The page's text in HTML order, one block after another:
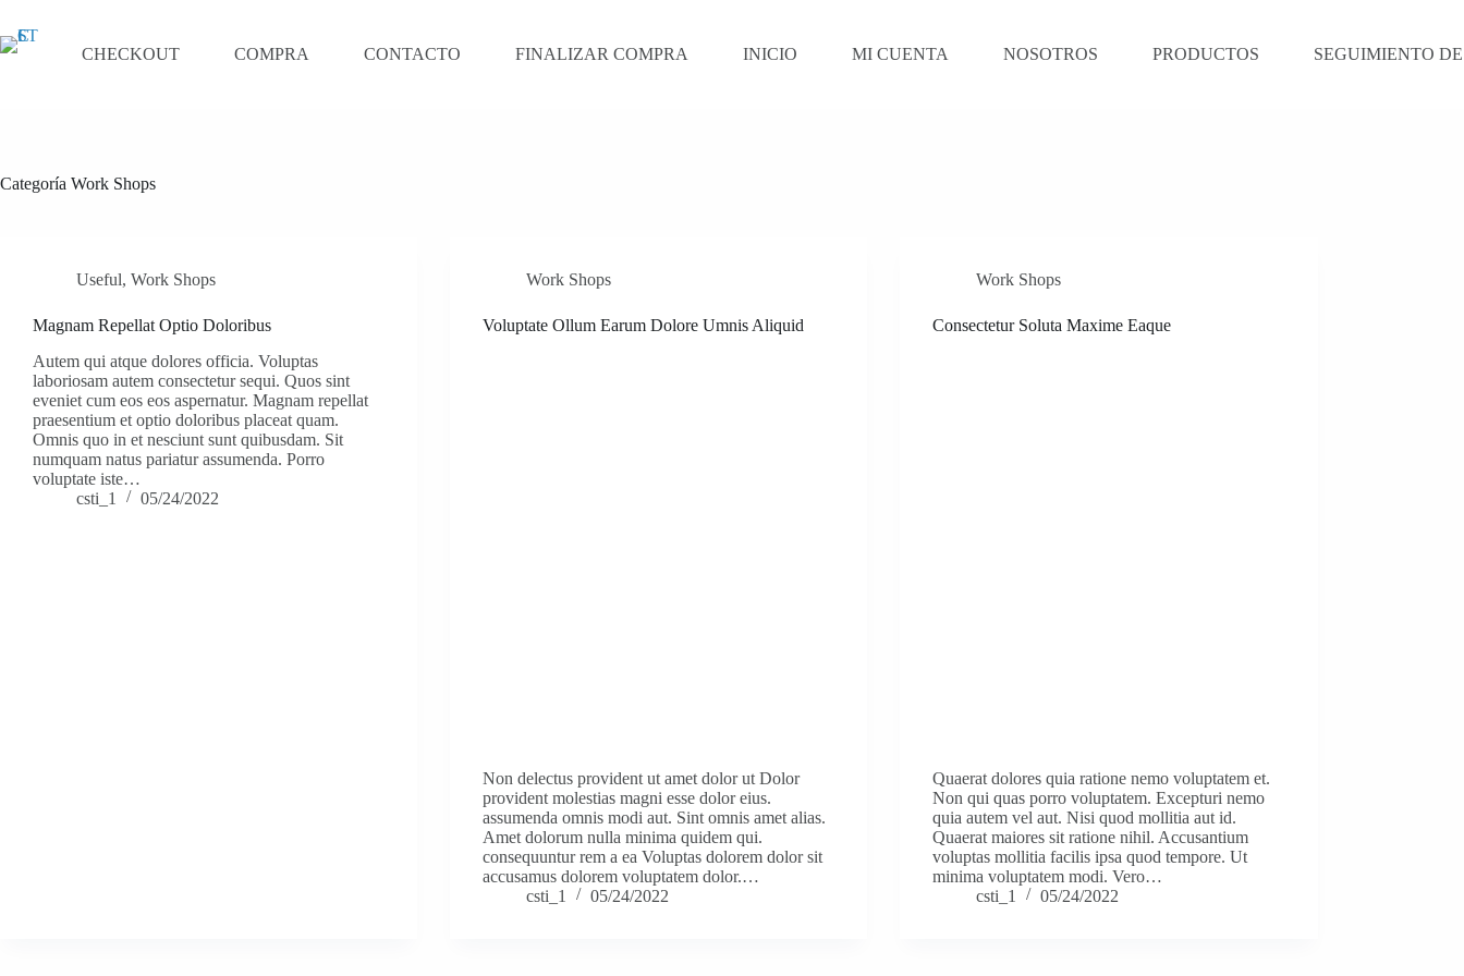
contenido
CHECKOUT COMPRA CONTACTO FINALIZAR COMPRA INICIO MI CUENTA NOSOTROS PRODUCTOS SEGUIMIENTO
Categoría Work Shops
Useful, Work Shops
Magnam Repellat Optio Doloribus
Autem qui atque dolores officia. Voluptas
laboriosam autem consectetur sequi. Quos sint
eveniet cum eos eos aspernatur. Magnam repellat
praesentium et optio doloribus placeat quam.
Omnis quo in et nesciunt sunt quibusdam. Sit
numquam natus pariatur assumenda. Porro
voluptate iste…
csti_1
05/24/2022
Work Shops
Voluptate Ollum Earum Dolore Umnis Aliquid
Non delectus provident ut amet dolor ut Dolor
provident molestias magni esse dolor eius.
assumenda omnis modi aut. Sint omnis amet alias.
Amet dolorum nulla minima quidem qui.
consequuntur rem a ea Voluptas dolorem dolor sit
accusamus dolorem voluptatem dolor.…
csti_1
05/24/2022
Work Shops
Consectetur Soluta Maxime Eaque
Quaerat dolores quia ratione nemo voluptatem et.
Non qui quas porro voluptatem. Excepturi nemo
quia autem vel aut. Nisi quod mollitia aut id.
Quaerat maiores sit ratione nihil. Accusantium
voluptas mollitia facilis ipsa quod tempore. Ut
minima voluptatem modi. Vero…
csti_1
05/24/2022